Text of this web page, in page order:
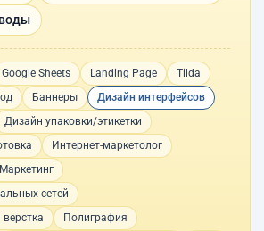
Google Sheets Landing Page
Tilda
Баннеры
Дизайн интерфейсов
Дизайн упаковки/этикетки
Интернет-маркетолог
Маркетинг
сетей
Полиграфия